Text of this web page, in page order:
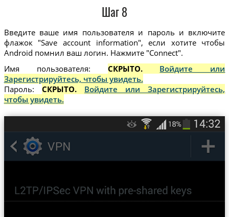
Шаг 8
Введите ваше имя пользователя и пароль и включите
флажок "Save account information", если хотите чтобы
Android помнил ваш логин. Нажмите "Connect".
Имя пользователя: СКРЫТО. Войдите или
Зарегистрируйтесь, чтобы увидеть.
Пароль: СКРЫТО. Войдите или Зарегистрируйтесь,
чтобы увидеть.